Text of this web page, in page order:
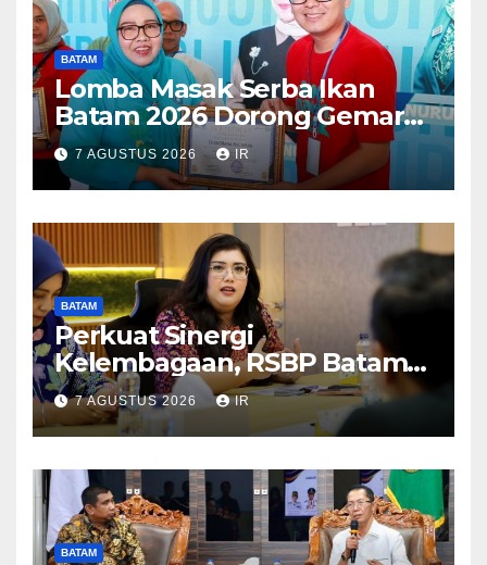
BATAM
Lomba Masak Serba Ikan
Batam 2026 Dorong Gemar
Makan Ikan
7 AGUSTUS 2026 IR
BATAM
Perkuat Sinergi
Kelembagaan, RSBP Batam
dan BPOM Pastikan
Pelayanan dan Ketersediaan
Obat Aman
7 AGUSTUS 2026 IR
BATAM